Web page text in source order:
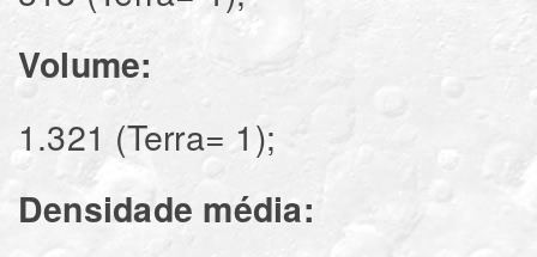
Volume:
1.321 (Terra= 1);
Densidade média: